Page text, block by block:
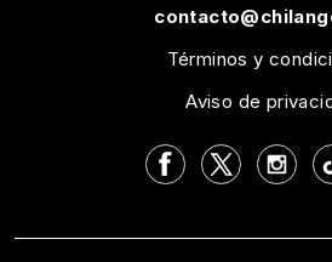
Términos y
Aviso de